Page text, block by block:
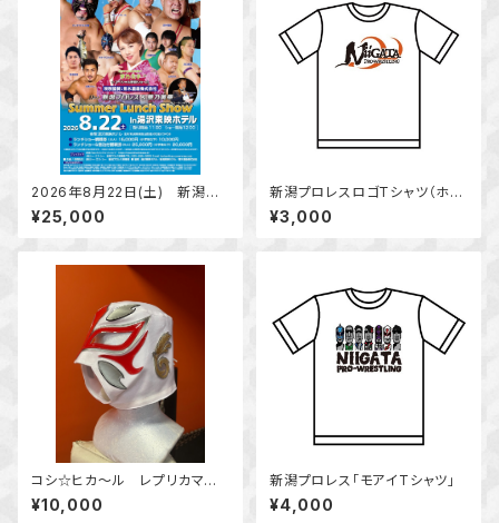
2026年8月22日(土) 新潟プ
ロレス＆華乃美幸 Summer L
unch Show In 湯沢東映ホテ
ル ランチ＋宿泊付観戦券（大
¥25,000
新潟プロレスロゴTシャツ（ホワ
イト）
¥3,000
コシ☆ヒカ～ル レプリカマス
ク
¥10,000
新潟プロレス「モアイTシャツ」
¥4,000